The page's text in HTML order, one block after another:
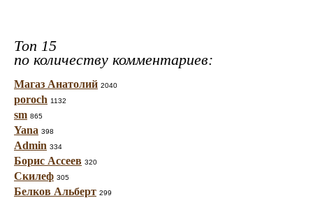
Топ 15
по количеству комментариев:
Магаз Анатолий 2040
poroch 1132
sm 865
Yana 398
Admin 334
Борис Ассеев 320
Скилеф 305
Белков Альберт 299